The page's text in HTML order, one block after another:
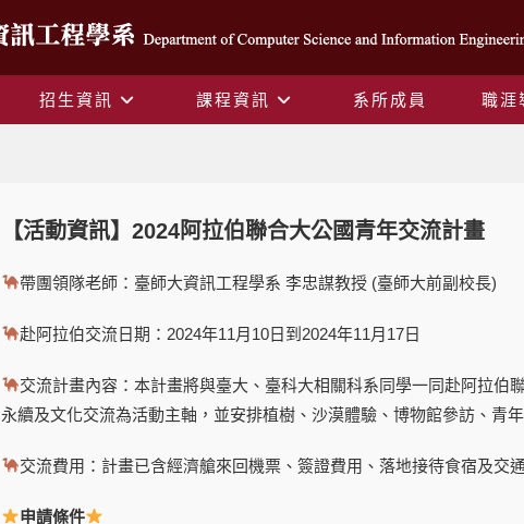
招生資訊 課程資訊 系所成員 職涯
【活動資訊】2024阿拉伯聯合大公國青年交流計畫
帶團領隊老師：臺師大資訊工程學系 李忠謀教授 (臺師大前副校長)
赴阿拉伯交流日期：2024年11月10日到2024年11月17日
交流計畫內容：本計畫將與臺大、臺科大相關科系同學一同赴阿拉
永續及文化交流為活動主軸，並安排植樹、沙漠體驗、博物館參訪、青
交流費用：計畫已含經濟艙來回機票、簽證費用、落地接待食宿及交
申請條件